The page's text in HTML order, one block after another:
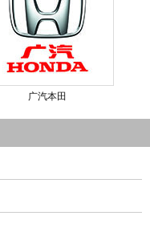
广汽本田